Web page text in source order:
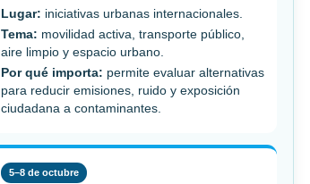
Lugar: iniciativas urbanas internacionales.
Tema: movilidad activa, transporte público,
aire limpio y espacio urbano.
Por qué importa: permite evaluar alternativas
para reducir emisiones, ruido y exposición
ciudadana a contaminantes.
5–8 de octubre